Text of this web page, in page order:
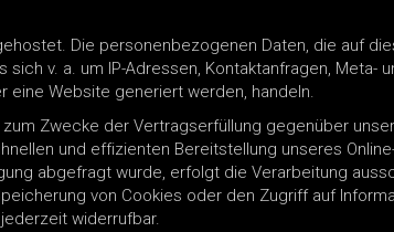
Die personenbezogenen Daten, die auf
v. a. um IP-Adressen, Kontaktanfragen,
eine Website generiert werden, handeln.
Zwecke der Vertragserfüllung gegenüber
und effizienten Bereitstellung unseres
abgefragt wurde, erfolgt die Verarbeitung
von Cookies oder den Zugriff auf
widerrufbar.